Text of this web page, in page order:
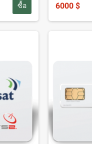
ซื้อ 6000 $